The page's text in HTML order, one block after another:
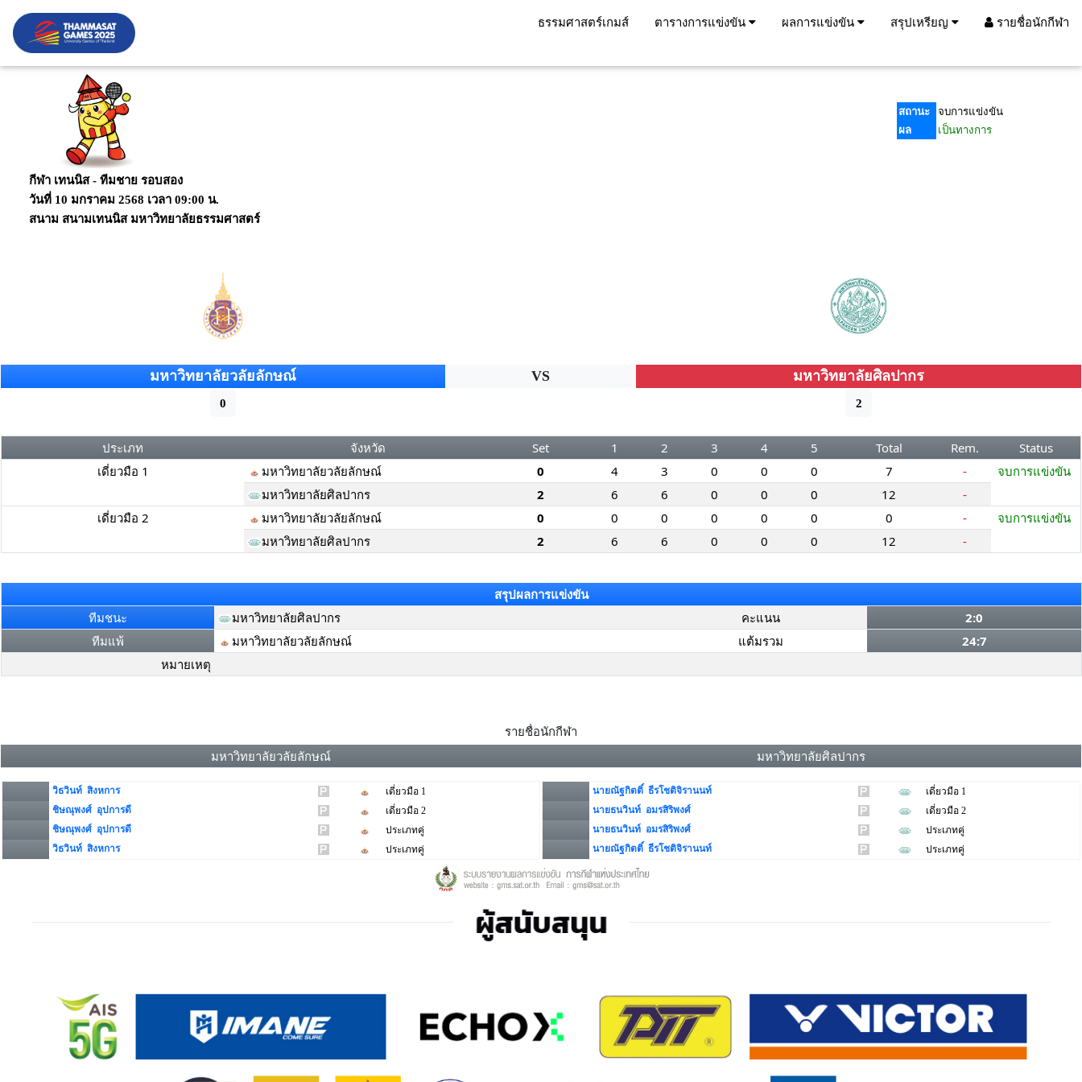
ธรรมศาสตร์เกมส์ ตารางการแข่งขัน ผลการแข่งขัน สรุปเหรียญ รายชื่อนักกีฬา
สถานะ
จบการแข่งขัน
ผล
เป็นทางการ
กีฬา เทนนิส - ทีมชาย รอบสอง
วันที่ 10 มกราคม 2568 เวลา 09:00 น.
สนาม สนามเทนนิส มหาวิทยาลัยธรรมศาสตร์
มหาวิทยาลัยวลัยลักษณ์ VS มหาวิทยาลัยศิลปากร
0 2
ประเภท จังหวัด Set 1 2 3 4 5 Total Rem.
Status
เดี่ยวมือ 1
มหาวิทยาลัยวลัยลักษณ์ 0 4 3 0 0 0 7 -
จบการแข่งขัน
มหาวิทยาลัยศิลปากร
2 6 6 0 0 0 12
-
เดี่ยวมือ 2
มหาวิทยาลัยวลัยลักษณ์ 0 0 0 0 0 0 0 -
จบการแข่งขัน
มหาวิทยาลัยศิลปากร
2 6 6 0 0 0 12 -
สรุปผลการแข่งขัน
ทีมชนะ
มหาวิทยาลัยศิลปากร คะแนน
2:0
ทีมแพ้
มหาวิทยาลัยวลัยลักษณ์ แต้มรวม
24:7
หมายเหตุ
รายชื่อนักกีฬา
มหาวิทยาลัยวลัยลักษณ์
มหาวิทยาลัยศิลปากร
วิธวินท์ สิงหการ
เดี่ยวมือ 1
ชิษณุพงศ์ อุปการดี
เดี่ยวมือ 2
ชิษณุพงศ์ อุปการดี
ประเภทคู่
วิธวินท์ สิงหการ
ประเภทคู่
นายณัฐกิตติ์ ธีรโชติจิรานนท์
เดี่ยวมือ 1
นายธนวินท์ อมรสิริพงศ์
เดี่ยวมือ 2
นายธนวินท์ อมรสิริพงศ์
ประเภทคู่
นายณัฐกิตติ์ ธีรโชติจิรานนท์
ประเภทคู่